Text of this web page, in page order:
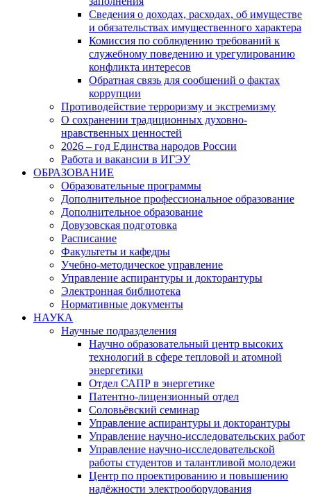
Сведения о доходах, расходах, об имуществе
и обязательствах имущественного характера
Комиссия по соблюдению требований к
служебному поведению и урегулированию
конфликта интересов
Обратная связь для сообщений о фактах
коррупции
Противодействие терроризму и экстремизму
О сохранении традиционных духовно-
нравственных ценностей
2026 – год Единства народов России
Работа и вакансии в ИГЭУ
ОБРАЗОВАНИЕ
Образовательные программы
Дополнительное профессиональное образование
Дополнительное образование
Довузовская подготовка
Расписание
Факультеты и кафедры
Учебно-методическое управление
Управление аспирантуры и докторантуры
Электронная библиотека
Нормативные документы
НАУКА
Научные подразделения
Научно образовательный центр высоких
технологий в сфере тепловой и атомной
энергетики
Отдел САПР в энергетике
Патентно-лицензионный отдел
Соловьёвский семинар
Управление аспирантуры и докторантуры
Управление научно-исследовательских работ
Управление научно-исследовательской
работы студентов и талантливой молодежи
Центр по проектированию и повышению
надёжности электрооборудования